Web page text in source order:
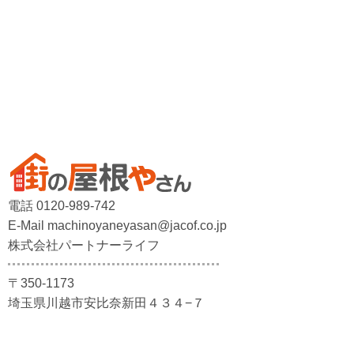
電話 0120-989-742
E-Mail machinoyaneyasan@jacof.co.jp
株式会社パートナーライフ
〒350-1173
埼玉県川越市安比奈新田４３４−７